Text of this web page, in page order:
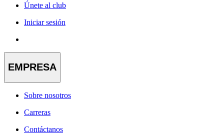
Únete al club
Iniciar sesión
EMPRESA
Sobre nosotros
Carreras
Contáctanos